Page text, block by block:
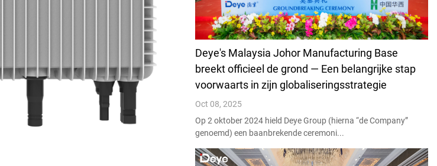
Deye's Malaysia Johor Manufacturing Base
breekt officieel de grond — Een belangrijke stap
voorwaarts in zijn globaliseringsstrategie
Oct 08, 2025
Op 2 oktober 2024 hield Deye Group (hierna “de Company”
genoemd) een baanbrekende ceremoni...